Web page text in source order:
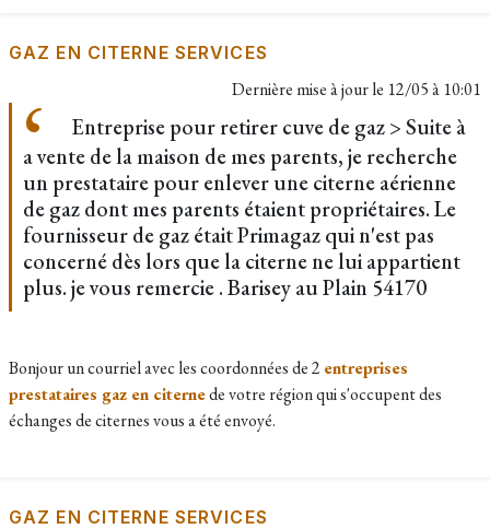
GAZ EN CITERNE SERVICES
Dernière mise à jour le 12/05 à 10:01
Entreprise pour retirer cuve de gaz > Suite à
a vente de la maison de mes parents, je recherche
un prestataire pour enlever une citerne aérienne
de gaz dont mes parents étaient propriétaires. Le
fournisseur de gaz était Primagaz qui n'est pas
concerné dès lors que la citerne ne lui appartient
plus. je vous remercie . Barisey au Plain 54170
Bonjour un courriel avec les coordonnées de 2 entreprises
prestataires gaz en citernede votre région qui s'occupent des
échanges de citernes vous a été envoyé.
GAZ EN CITERNE SERVICES